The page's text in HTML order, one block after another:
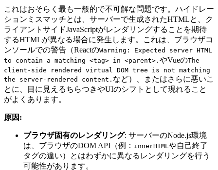
これはおそらく最も一般的で不可解な問題です。ハイドレー
ションミスマッチとは、サーバーで生成されたHTMLと、ク
ライアントサイドJavaScriptがレンダリングすることを期待
するHTMLが異なる場合に発生します。これは、ブラウザコ
ンソールでの警告（ReactのWarning: Expected server HTML
to contain a matching <tag> in <parent>. やVueのThe
client-side rendered virtual DOM tree is not matching
the server-rendered content. など）、またはさらに悪いこ
とに、目に見えるちらつきやUIのシフトとして現れること
がよくあります。
原因:
ブラウザ固有のレンダリング: サーバーのNode.js環境
は、ブラウザのDOM API（例： innerHTMLや自己終了
タグの違い）とはわずかに異なるレンダリングを行う
可能性があります。